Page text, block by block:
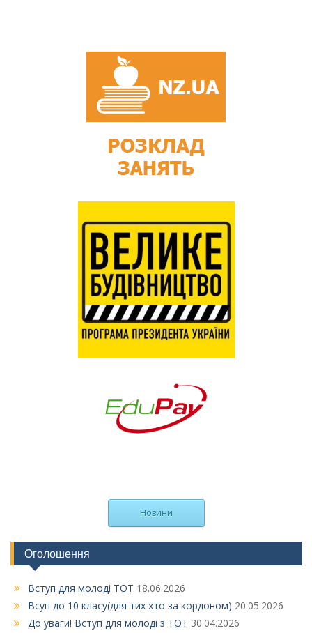
Новини
Оголошення
Вступ для молоді ТОТ 18.06.2026
Всуп до 10 класу(для тих хто за кордоном) 20.05.2026
До уваги! Вступ для молоді з ТОТ 30.04.2026